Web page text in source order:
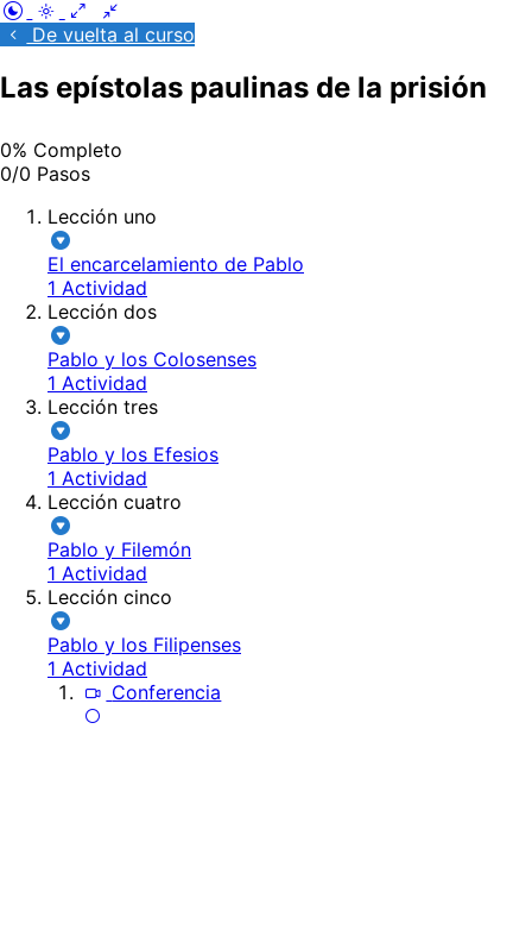
De vuelta al curso
Las epístolas paulinas de la prisión
0% Completo
0/0 Pasos
Lección uno
El encarcelamiento de Pablo
1 Actividad
Lección dos
Pablo y los Colosenses
1 Actividad
Lección tres
Pablo y los Efesios
1 Actividad
Lección cuatro
Pablo y Filemón
1 Actividad
Lección cinco
Pablo y los Filipenses
1 Actividad
Conferencia